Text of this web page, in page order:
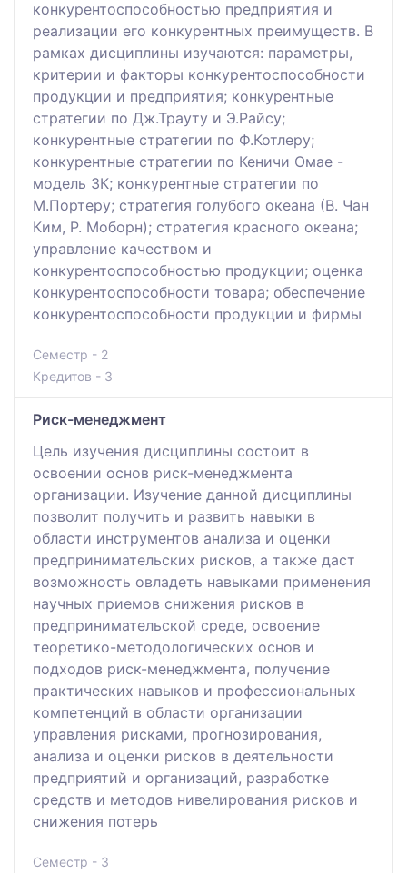
конкурентоспособностью предприятия и
реализации его конкурентных преимуществ. В
рамках дисциплины изучаются: параметры,
критерии и факторы конкурентоспособности
продукции и предприятия; конкурентные
стратегии по Дж.Трауту и Э.Райсу;
конкурентные стратегии по Ф.Котлеру;
конкурентные стратегии по Кеничи Омае -
модель 3К; конкурентные стратегии по
М.Портеру; стратегия голубого океана (В. Чан
Ким, Р. Моборн); стратегия красного океана;
управление качеством и
конкурентоспособностью продукции; оценка
конкурентоспособности товара; обеспечение
конкурентоспособности продукции и фирмы
Семестр - 2
Кредитов - 3
Риск-менеджмент
Цель изучения дисциплины состоит в
освоении основ риск-менеджмента
организации. Изучение данной дисциплины
позволит получить и развить навыки в
области инструментов анализа и оценки
предпринимательских рисков, а также даст
возможность овладеть навыками применения
научных приемов снижения рисков в
предпринимательской среде, освоение
теоретико-методологических основ и
подходов риск-менеджмента, получение
практических навыков и профессиональных
компетенций в области организации
управления рисками, прогнозирования,
анализа и оценки рисков в деятельности
предприятий и организаций, разработке
средств и методов нивелирования рисков и
снижения потерь
Семестр - 3